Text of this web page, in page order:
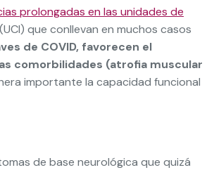
prolongadas en las unidades de
(UCI) que conllevan en muchos casos
de COVID, favorecen el
comorbilidades (atrofia muscular
importante la capacidad funcional
de base neurológica que quizá